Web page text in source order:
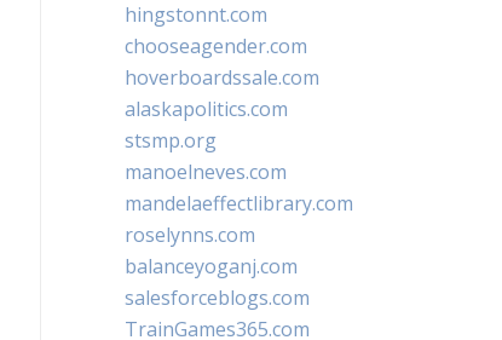
hingstonnt.com
chooseagender.com
hoverboardssale.com
alaskapolitics.com
stsmp.org
manoelneves.com
mandelaeffectlibrary.com
roselynns.com
balanceyoganj.com
salesforceblogs.com
TrainGames365.com